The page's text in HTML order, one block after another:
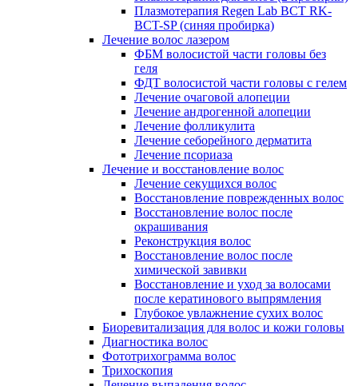
Плазмотерапия Regen Lab BCT RK-
BCT-SP (синяя пробирка)
Лечение волос лазером
ФБМ волосистой части головы без
геля
ФДТ волосистой части головы с гелем
Лечение очаговой алопеции
Лечение андрогенной алопеции
Лечение фолликулита
Лечение себорейного дерматита
Лечение псориаза
Лечение и восстановление волос
Лечение секущихся волос
Восстановление поврежденных волос
Восстановление волос после
окрашивания
Реконструкция волос
Восстановление волос после
химической завивки
Восстановление и уход за волосами
после кератинового выпрямления
Глубокое увлажнение сухих волос
Биоревитализация для волос и кожи головы
Диагностика волос
Фототрихограмма волос
Трихоскопия